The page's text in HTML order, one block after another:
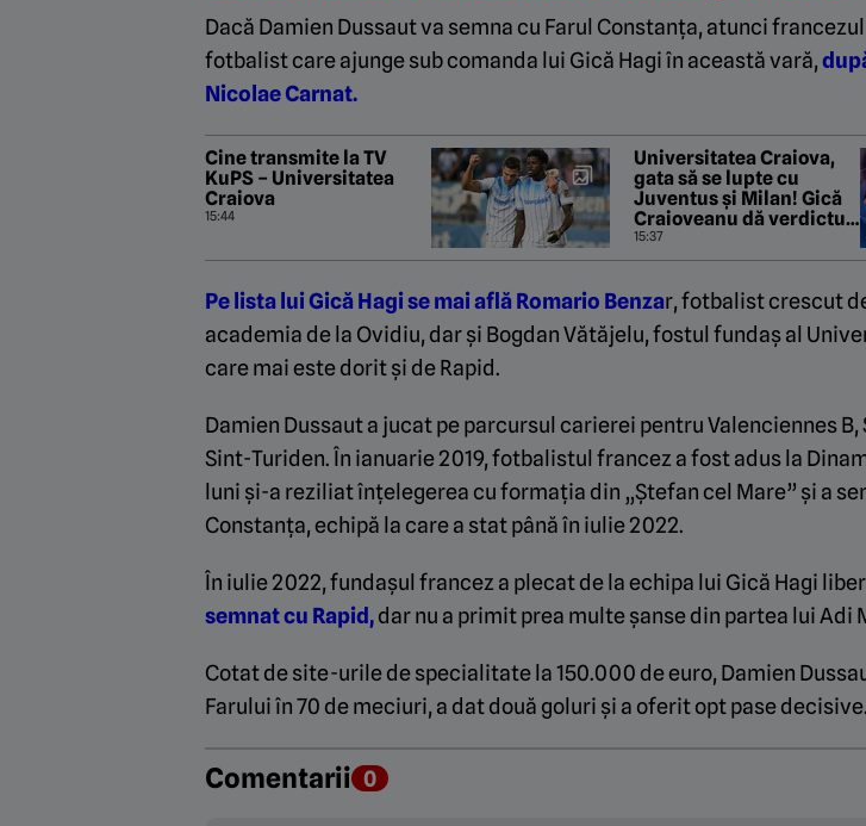
Dacă Damien Dussaut va semna cu Farul Constanța, atunci
fotbalist care ajunge sub comanda lui Gică Hagi în această vară,
Nicolae Carnat.
Cine transmite la TV
KuPS – Universitatea
Craiova
15:44
Universitatea Craiova,
gata să se lupte cu
Juventus și Milan! Gică
Craioveanu dă verdictul
dacă se trece de KuPS:
„Mi-e frică doar de noi!”.
15:37
Pe lista lui Gică Hagi se mai află Romario Benzar, fotbalist crescut
academia de la Ovidiu, dar și Bogdan Vătăjelu, fostul fundaș al
care mai este dorit și de Rapid.
Damien Dussaut a jucat pe parcursul carierei pentru Valenciennes B,
Sint-Turiden. În ianuarie 2019, fotbalistul francez a fost adus la
luni și-a reziliat înțelegerea cu formația din „Ștefan cel Mare” și a
Constanța, echipă la care a stat până în iulie 2022.
În iulie 2022, fundașul francez a plecat de la echipa lui Gică Hagi
semnat cu Rapid,dar nu a primit prea multe șanse din partea lui Adi
Cotat de site-urile de specialitate la 150.000 de euro, Damien
Farului în 70 de meciuri, a dat două goluri și a oferit opt pase decisive.
Comentarii 0